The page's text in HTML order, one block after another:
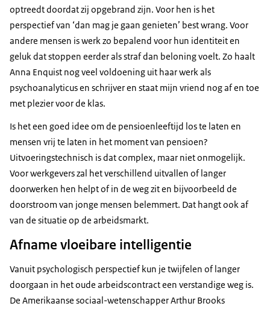
optreedt doordat zij opgebrand zijn. Voor hen is het
perspectief van ‘dan mag je gaan genieten’ best wrang. Voor
andere mensen is werk zo bepalend voor hun identiteit en
geluk dat stoppen eerder als straf dan beloning voelt. Zo haalt
Anna Enquist nog veel voldoening uit haar werk als
psychoanalyticus en schrijver en staat mijn vriend nog af en toe
met plezier voor de klas.
Is het een goed idee om de pensioenleeftijd los te laten en
mensen vrij te laten in het moment van pensioen?
Uitvoeringstechnisch is dat complex, maar niet onmogelijk.
Voor werkgevers zal het verschillend uitvallen of langer
doorwerken hen helpt of in de weg zit en bijvoorbeeld de
doorstroom van jonge mensen belemmert. Dat hangt ook af
van de situatie op de arbeidsmarkt.
Afname vloeibare intelligentie
Vanuit psychologisch perspectief kun je twijfelen of langer
doorgaan in het oude arbeidscontract een verstandige weg is.
De Amerikaanse sociaal-wetenschapper Arthur Brooks